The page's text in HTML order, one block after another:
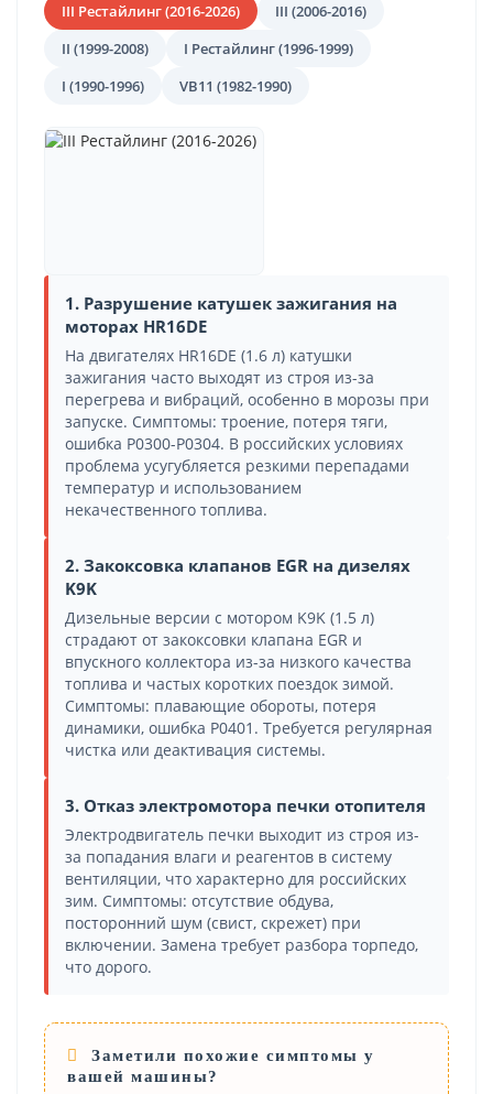
III Рестайлинг (2016-2026)
III (2006-2016)
II (1999-2008)
I Рестайлинг (1996-1999)
I (1990-1996)
VB11 (1982-1990)
1. Разрушение катушек зажигания на
моторах HR16DE
На двигателях HR16DE (1.6 л) катушки
зажигания часто выходят из строя из-за
перегрева и вибраций, особенно в морозы при
запуске. Симптомы: троение, потеря тяги,
ошибка P0300-P0304. В российских условиях
проблема усугубляется резкими перепадами
температур и использованием
некачественного топлива.
2. Закоксовка клапанов EGR на дизелях
K9K
Дизельные версии с мотором K9K (1.5 л)
страдают от закоксовки клапана EGR и
впускного коллектора из-за низкого качества
топлива и частых коротких поездок зимой.
Симптомы: плавающие обороты, потеря
динамики, ошибка P0401. Требуется регулярная
чистка или деактивация системы.
3. Отказ электромотора печки отопителя
Электродвигатель печки выходит из строя из-
за попадания влаги и реагентов в систему
вентиляции, что характерно для российских
зим. Симптомы: отсутствие обдува,
посторонний шум (свист, скрежет) при
включении. Замена требует разбора торпедо,
что дорого.
Заметили похожие симптомы у
вашей машины?